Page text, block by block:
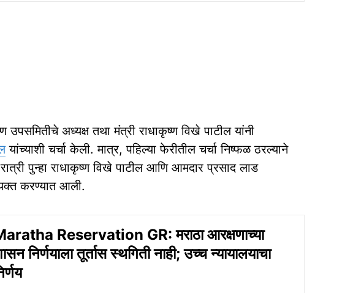
अध्यक्ष तथा मंत्री राधाकृष्ण विखे पाटील यांनी
यांच्याशी चर्चा केली. मात्र, पहिल्या फेरीतील चर्चा निष्फळ ठरल्याने
पुन्हा राधाकृष्ण विखे पाटील आणि आमदार प्रसाद लाड
करण्यात आली.
Reservation GR: मराठा आरक्षणाच्या
निर्णयाला तूर्तास स्थगिती नाही; उच्च न्यायालयाचा